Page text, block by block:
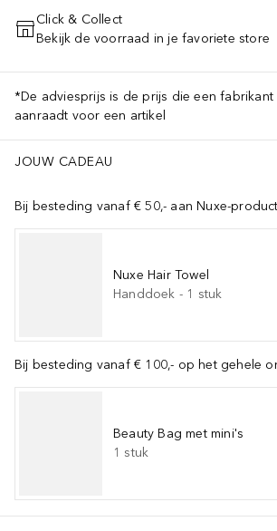
VOEG TOE AAN
Click & Collect
Bekijk de voorraad in je favoriete store
*De adviesprijs is de prijs die een
aanraadt voor een artikel
JOUW CADEAU
Bij besteding vanaf € 50,- aan Nuxe-
Nuxe Hair Towel
Handdoek - 1 stuk
Bij besteding vanaf € 100,- op het gehele
Beauty Bag met mini's
1 stuk